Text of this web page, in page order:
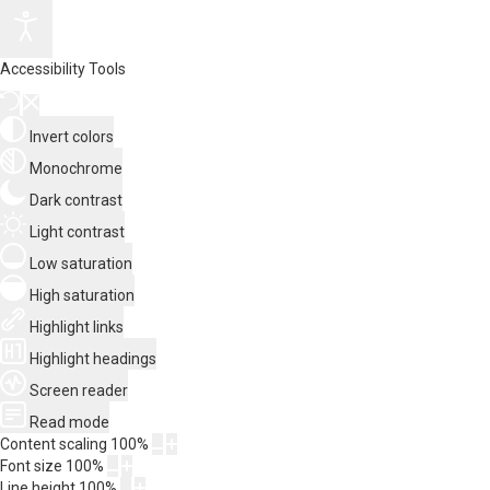
Accessibility Tools
Invert colors
Monochrome
Dark contrast
Light contrast
Low saturation
High saturation
Highlight links
Highlight headings
Screen reader
Read mode
Content scaling 100%
Font size 100%